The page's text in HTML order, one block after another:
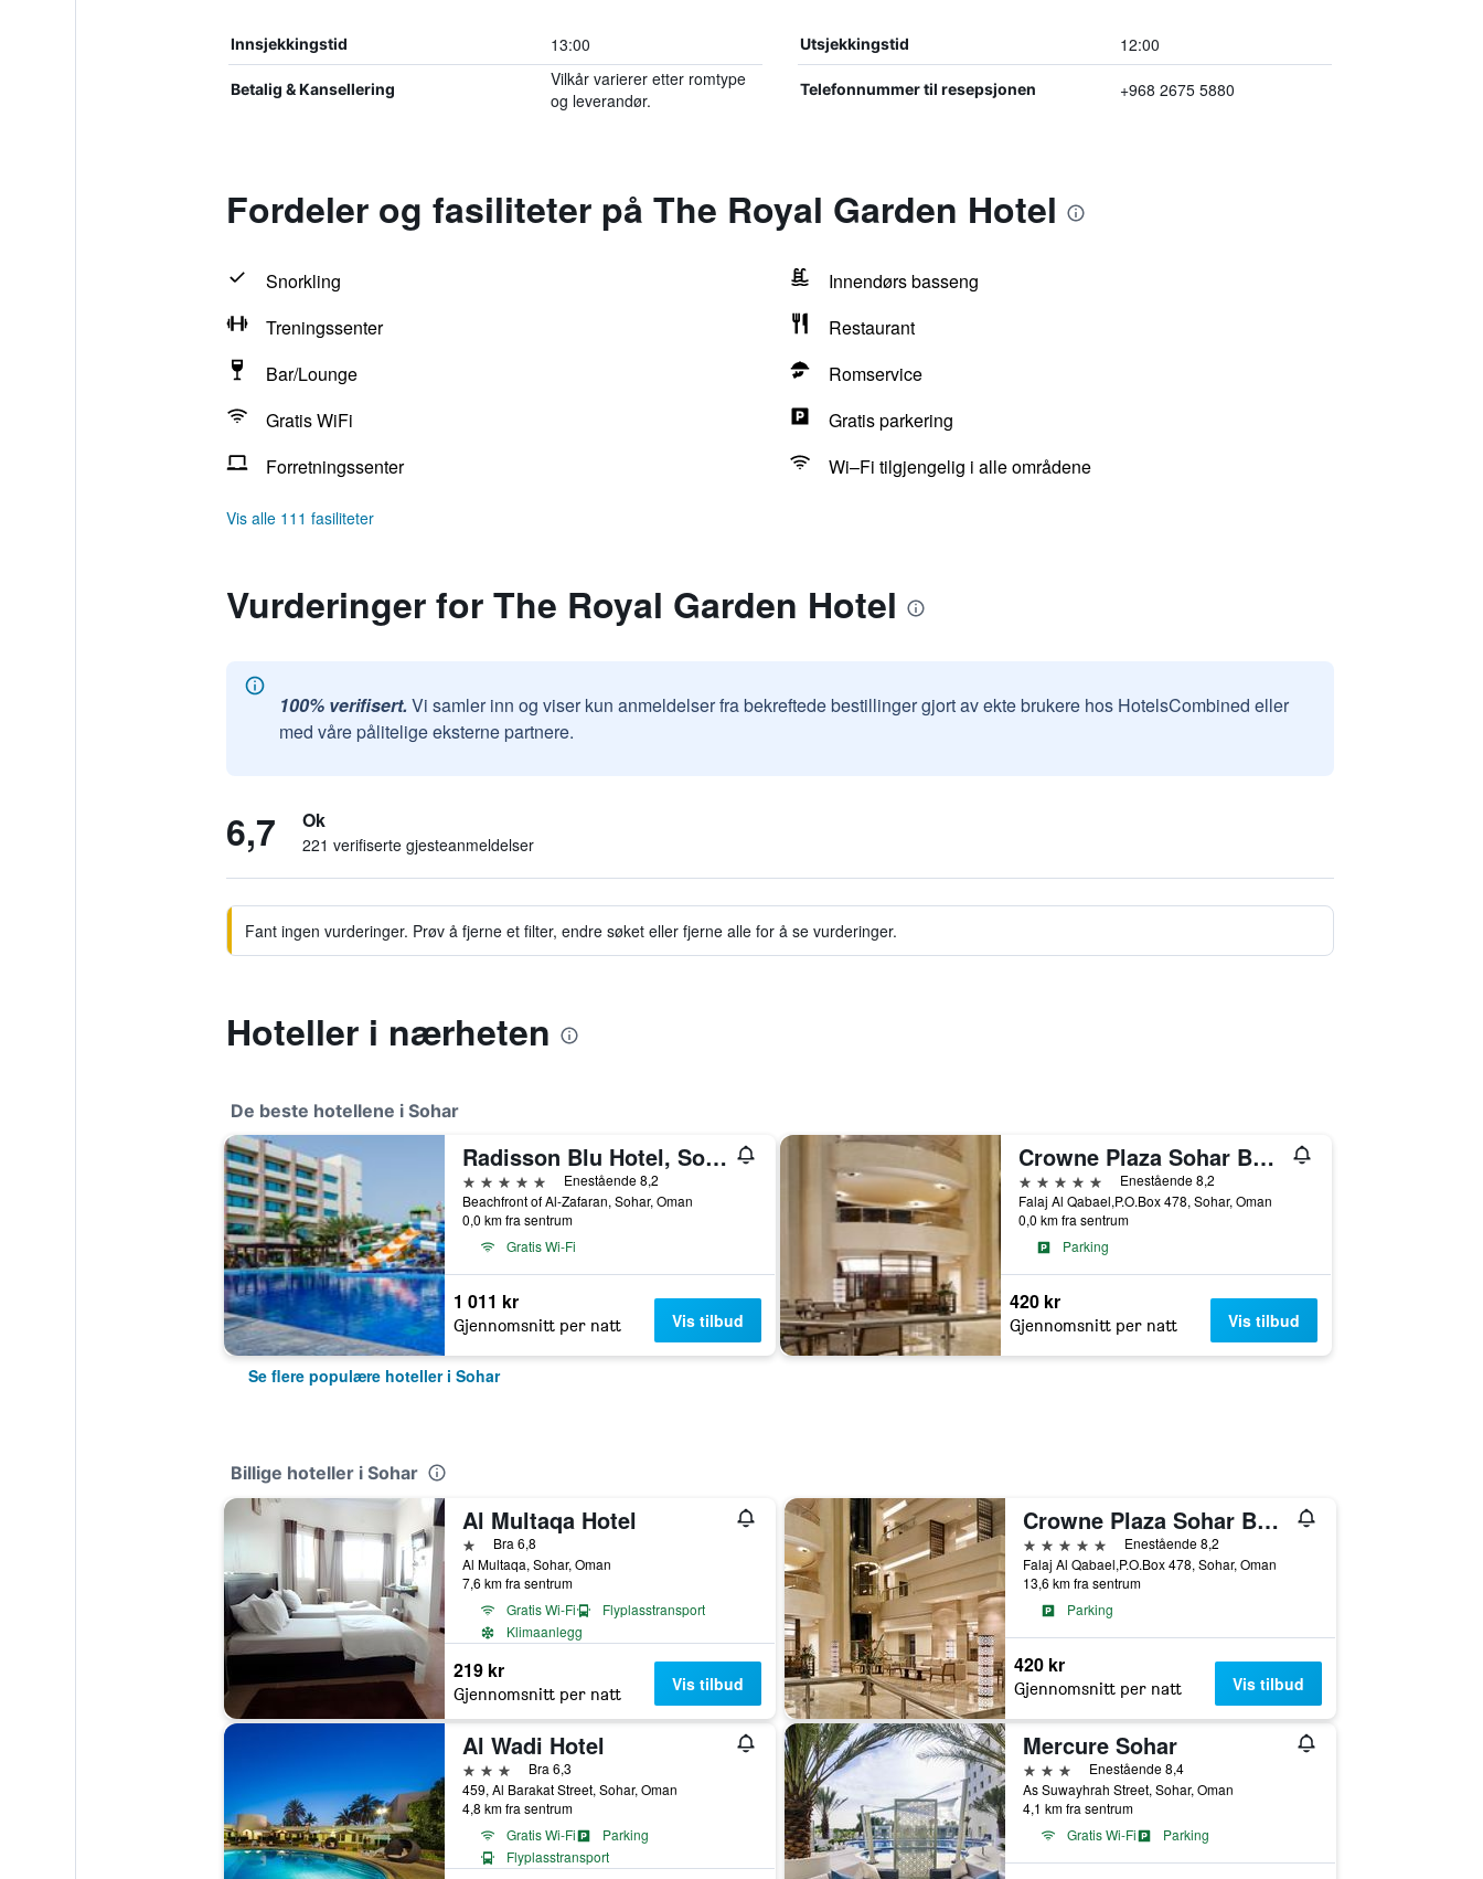
Innsjekkingstid 13:00 Utsjekkingstid 12:00
Betalig & Kansellering
Vilkår varierer etter romtype
og leverandør.
Telefonnummer til resepsjonen +968 2675 5880
Fordeler og fasiliteter på The Royal Garden Hotel
Snorkling
Innendørs basseng
Treningssenter
Restaurant
Bar/Lounge
Romservice
Gratis WiFi
Gratis parkering
Forretningssenter
Wi–Fi tilgjengelig i alle områdene
Vis alle 111 fasiliteter
Vurderinger for The Royal Garden Hotel
100% verifisert. Vi samler inn og viser kun anmeldelser fra bekreftede bestillinger gjort av ekte brukere hos HotelsCombined eller
med våre pålitelige eksterne partnere.
6,7 Ok
221 verifiserte gjesteanmeldelser
Fant ingen vurderinger. Prøv å fjerne et filter, endre søket eller fjerne alle for å se vurderinger.
Hoteller i nærheten
De beste hotellene i Sohar
Radisson Blu Hotel, Sohar
5 stjerner
Enestående 8,2
Beachfront of Al-Zafaran, Sohar, Oman
0,0 km fra sentrum
Gratis Wi-Fi
1 011 kr
Gjennomsnitt per natt Vis tilbud
Crowne Plaza Sohar By IHG
5 stjerner
Enestående 8,2
Falaj Al Qabael,P.O.Box 478, Sohar, Oman
0,0 km fra sentrum
Parking
420 kr
Gjennomsnitt per natt Vis tilbud
Se flere populære hoteller i Sohar
Billige hoteller i Sohar
Al Multaqa Hotel
1 stjerne
Bra 6,8
Al Multaqa, Sohar, Oman
7,6 km fra sentrum
Gratis Wi-Fi
Flyplasstransport
Klimaanlegg
219 kr
Gjennomsnitt per natt Vis tilbud
Crowne Plaza Sohar By IHG
5 stjerner
Enestående 8,2
Falaj Al Qabael,P.O.Box 478, Sohar, Oman
13,6 km fra sentrum
Parking
420 kr
Gjennomsnitt per natt Vis tilbud
Al Wadi Hotel
3 stjernerBra 6,3
459, Al Barakat Street, Sohar, Oman
4,8 km fra sentrum
Gratis Wi-Fi
Parking
Flyplasstransport
Mercure Sohar
3 stjernerEnestående 8,4
As Suwayhrah Street, Sohar, Oman
4,1 km fra sentrum
Gratis Wi-Fi
Parking